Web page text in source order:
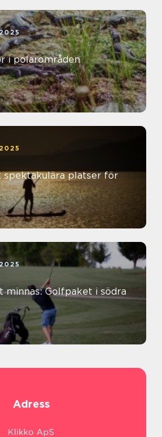
i polarområden
spektakulära platser för
minnas: Golfpaket i södra
Adress